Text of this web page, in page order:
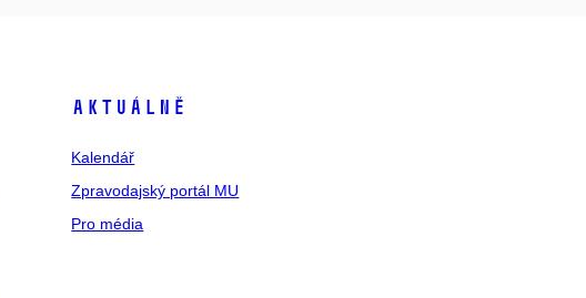
Aktuálně
Kalendář
Zpravodajský portál MU
Pro média